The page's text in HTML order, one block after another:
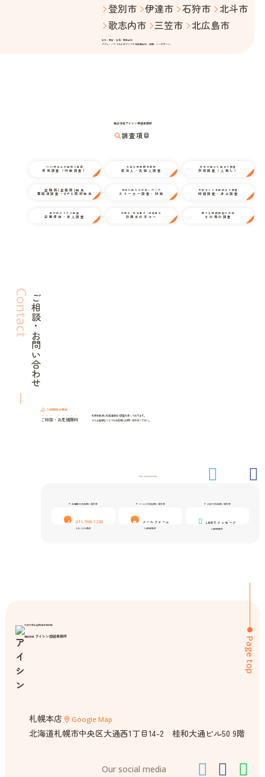
登別市
伊達市 石狩市
北斗市
歌志内市
三笠市 北広島市
東北・関東・東海・関西全域
グアム・ハワイおよびアメリカ合衆国全域・韓国・シンガポール
株式会社アイシン探偵事務所
調査項目
1000件以上の経験と実績
浮気調査（行動調査）
万全な情報網を駆使
家出人・失踪人調査
日本の端から端まで調査
所在調査（人探し）
盗聴器(盗撮器)発見
電磁波調査・GPS器材発見
状況に応じた対応ノウハウ
ストーカー調査・対策
不安なことを細部まで調査
結婚調査・身上調査
取引前にリスク回避
企業信用・法人調査
弁護士/司法書士/行政書士
弁護士の方々へ
様々な探偵調査に対応
その他の調査
ご相談・お問い合わせ
Contact
24時間年中無休
ご相談 ・ お見積無料
札幌を拠点に北海道全域で調査を承っております。
どんな些細なことでもお気軽にお問い合わせください。
Our social media
お電話でのお問い合わせ
011-598-1230
9:00-24:00受付
メールでのお問い合わせ
メールフォーム
24時間受付
LINEでのお問い合わせ
LINEでメッセージ
24時間受付
Page top
札幌弁護士協同組合特約店
株式会社 アイシン探偵事務所
札幌本店 Google Map
北海道札幌市中央区大通西1丁目14-2 桂和大通ビル50 9階
Our social media